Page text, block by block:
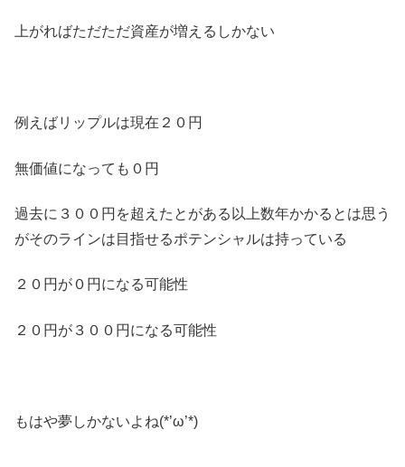
上がればただただ資産が増えるしかない
例えばリップルは現在２０円
無価値になっても０円
過去に３００円を超えたとがある以上数年かかるとは思う
がそのラインは目指せるポテンシャルは持っている
２０円が０円になる可能性
２０円が３００円になる可能性
もはや夢しかないよね(*’ω’*)